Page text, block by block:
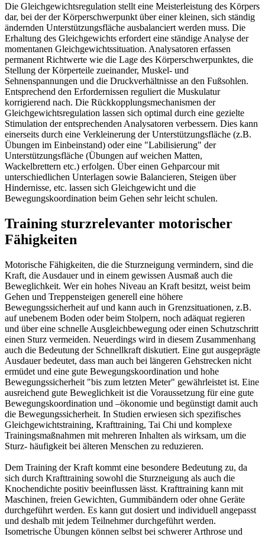
Die Gleichgewichtsregulation stellt eine Meisterleistung des Körpers
dar, bei der der Körperschwerpunkt über einer kleinen, sich ständig
ändernden Unterstützungsfläche ausbalanciert werden muss. Die
Erhaltung des Gleichgewichts erfordert eine ständige Analyse der
momentanen Gleichgewichtssituation. Analysatoren erfassen
permanent Richtwerte wie die Lage des Körperschwerpunktes, die
Stellung der Körperteile zueinander, Muskel- und
Sehnenspannungen und die Druckverhältnisse an den Fußsohlen.
Entsprechend den Erfordernissen reguliert die Muskulatur
korrigierend nach. Die Rückkopplungsmechanismen der
Gleichgewichtsregulation lassen sich optimal durch eine gezielte
Stimulation der entsprechenden Analysatoren verbessern. Dies kann
einerseits durch eine Verkleinerung der Unterstützungsfläche (z.B.
Übungen im Einbeinstand) oder eine "Labilisierung" der
Unterstützungsfläche (Übungen auf weichen Matten,
Wackelbrettern etc.) erfolgen. Über einen Gehparcour mit
unterschiedlichen Unterlagen sowie Balancieren, Steigen über
Hindernisse, etc. lassen sich Gleichgewicht und die
Bewegungskoordination beim Gehen sehr leicht schulen.
Training sturzrelevanter motorischer
Fähigkeiten
Motorische Fähigkeiten, die die Sturzneigung vermindern, sind die
Kraft, die Ausdauer und in einem gewissen Ausmaß auch die
Beweglichkeit. Wer ein hohes Niveau an Kraft besitzt, weist beim
Gehen und Treppensteigen generell eine höhere
Bewegungssicherheit auf und kann auch in Grenzsituationen, z.B.
auf unebenem Boden oder beim Stolpern, noch adäquat regieren
und über eine schnelle Ausgleichbewegung oder einen Schutzschritt
einen Sturz vermeiden. Neuerdings wird in diesem Zusammenhang
auch die Bedeutung der Schnellkraft diskutiert. Eine gut ausgeprägte
Ausdauer bedeutet, dass man auch bei längeren Gehstrecken nicht
ermüdet und eine gute Bewegungskoordination und hohe
Bewegungssicherheit "bis zum letzten Meter" gewährleistet ist. Eine
ausreichend gute Beweglichkeit ist die Voraussetzung für eine gute
Bewegungskoordination und –ökonomie und begünstigt damit auch
die Bewegungssicherheit. In Studien erwiesen sich spezifisches
Gleichgewichtstraining, Krafttraining, Tai Chi und komplexe
Trainingsmaßnahmen mit mehreren Inhalten als wirksam, um die
Sturz- häufigkeit bei älteren Menschen zu reduzieren.
Dem Training der Kraft kommt eine besondere Bedeutung zu, da
sich durch Krafttraining sowohl die Sturzneigung als auch die
Knochendichte positiv beeinflussen lässt. Krafttraining kann mit
Maschinen, freien Gewichten, Gummibändern oder ohne Geräte
durchgeführt werden. Es kann gut dosiert und individuell angepasst
und deshalb mit jedem Teilnehmer durchgeführt werden.
Isometrische Übungen können selbst bei schwerer Arthrose und